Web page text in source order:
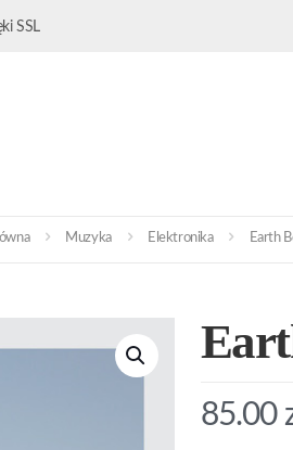
SSL
Muzyka Elektronika Earth
85.00